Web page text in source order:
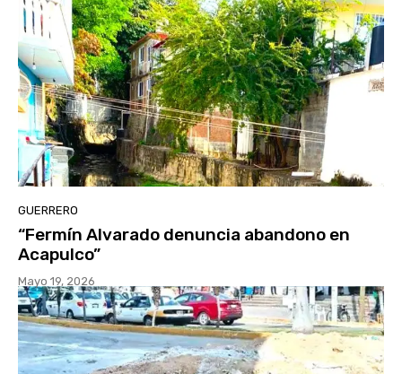
GUERRERO
“Fermín Alvarado denuncia abandono en
Acapulco”
Mayo 19, 2026